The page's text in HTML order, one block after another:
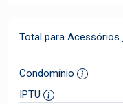
Total para Acessórios
Condomínio
IPTU